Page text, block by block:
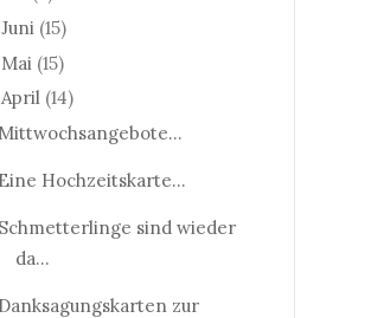
Juni (15)
Mai (15)
April (14)
Mittwochsangebote...
Eine Hochzeitskarte...
Schmetterlinge sind wieder
da...
Danksagungskarten zur